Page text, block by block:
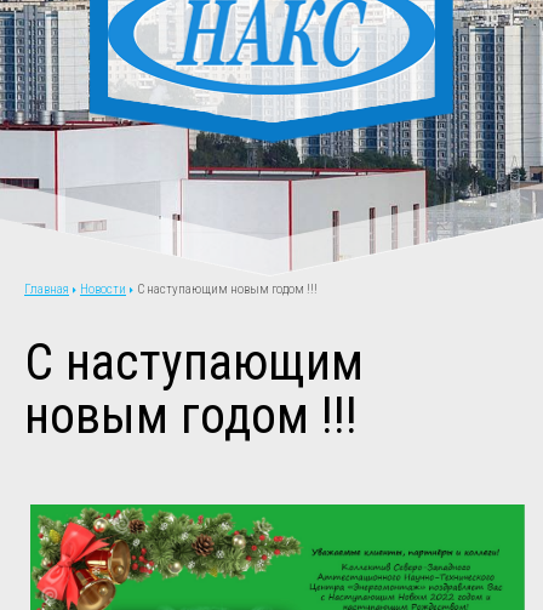
Главная Новости С наступающим новым годом !!!
С наступающим
новым годом !!!